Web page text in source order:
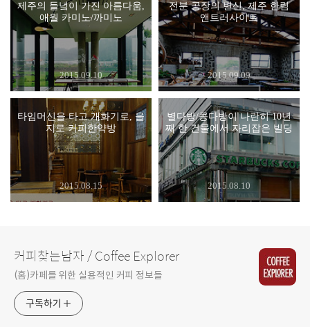
제주의 들녘이 가진 아름다움,
애월 카미노/까미노
2015.09.10
전분 공장의 변신, 제주 한림
앤트러사이트
2015.09.09
타임머신을 타고 개화기로, 을
지로 커피한약방
2015.08.15
별다방/콩다방이 나란히 10년
째 한 건물에서 자리잡은 빌딩
2015.08.10
커피찾는남자 / Coffee Explorer
(홈)카페를 위한 실용적인 커피 정보들
구독하기